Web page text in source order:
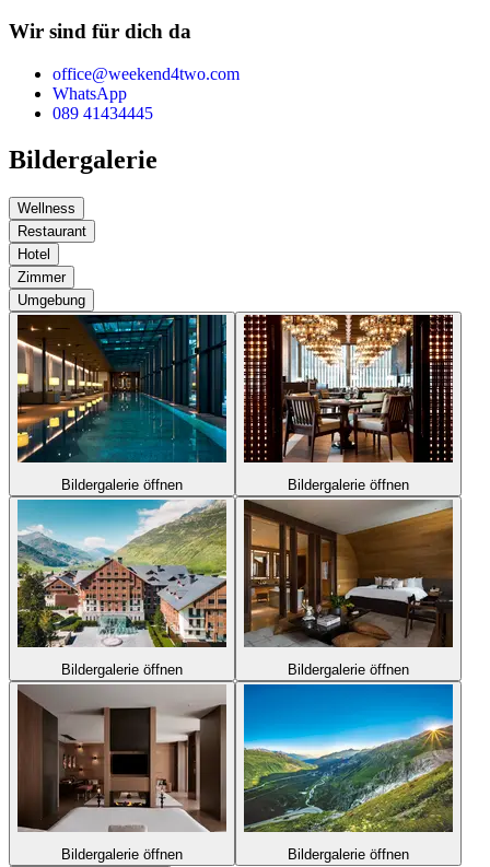
Wir sind für dich da
office@weekend4two.com
WhatsApp
089 41434445
Bildergalerie
Wellness
Restaurant
Hotel
Zimmer
Umgebung
Bildergalerie öffnen Bildergalerie öffnen
Bildergalerie öffnen Bildergalerie öffnen
Bildergalerie öffnen
Bildergalerie öffnen